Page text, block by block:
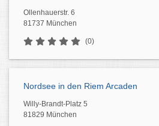
Ollenhauerstr. 6
81737 München
(0)
Nordsee in den Riem Arcaden
Willy-Brandt-Platz 5
81829 München